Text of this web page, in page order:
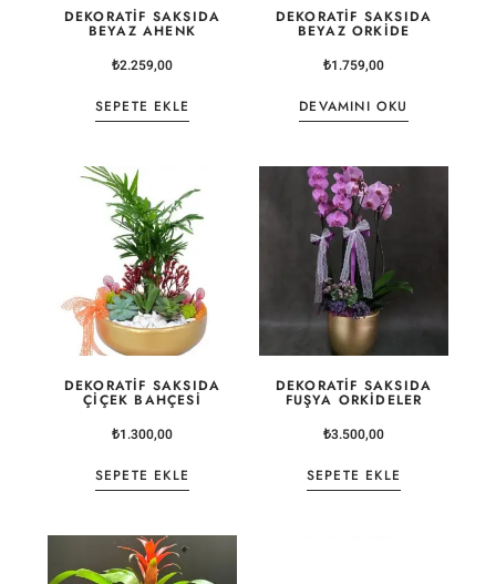
DEKORATIF SAKSIDA
BEYAZ AHENK
₺2.259,00
SEPETE EKLE
DEKORATIF SAKSIDA
BEYAZ ORKIDE
₺1.759,00
DEVAMINI OKU
DEKORATIF SAKSIDA
ÇIÇEK BAHÇESI
₺1.300,00
SEPETE EKLE
DEKORATIF SAKSIDA
FUŞYA ORKIDELER
₺3.500,00
SEPETE EKLE